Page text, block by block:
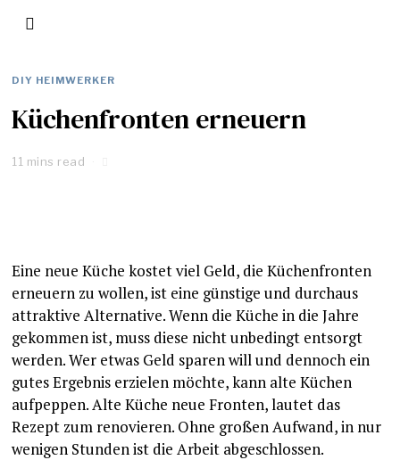
DIY HEIMWERKER
Küchenfronten erneuern
11 mins read
Eine neue Küche kostet viel Geld, die Küchenfronten
erneuern zu wollen, ist eine günstige und durchaus
attraktive Alternative. Wenn die Küche in die Jahre
gekommen ist, muss diese nicht unbedingt entsorgt
werden. Wer etwas Geld sparen will und dennoch ein
gutes Ergebnis erzielen möchte, kann alte Küchen
aufpeppen. Alte Küche neue Fronten, lautet das
Rezept zum renovieren. Ohne großen Aufwand, in nur
wenigen Stunden ist die Arbeit abgeschlossen.